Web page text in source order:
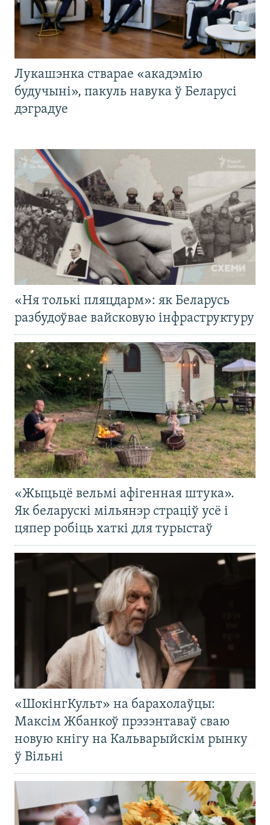
Лукашэнка стварае «акадэмію
будучыні», пакуль навука ў Беларусі
дэградуе
«Ня толькі пляцдарм»: як Беларусь
разбудоўвае вайсковую інфраструктуру
«Жыцьцё вельмі афігенная штука».
Як беларускі мільянэр страціў усё і
цяпер робіць хаткі для турыстаў
«ШокінгКульт» на барахолаўцы:
Максім Жбанкоў прэзэнтаваў сваю
новую кнігу на Кальварыйскім рынку
ў Вільні